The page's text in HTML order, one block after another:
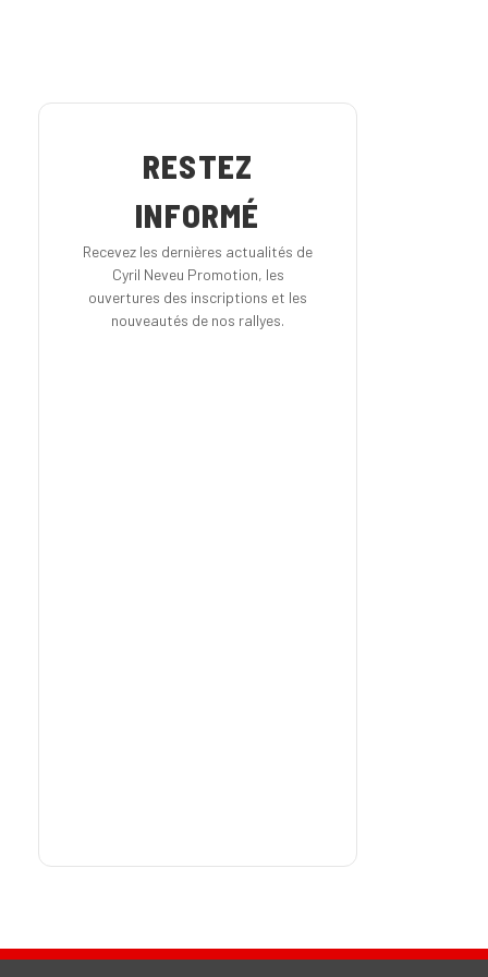
RESTEZ
INFORMÉ
Recevez les dernières actualités de
Cyril Neveu Promotion, les
ouvertures des inscriptions et les
nouveautés de nos rallyes.